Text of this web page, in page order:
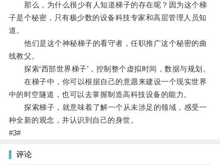
那么，为什么很少有人知道梯子的存在呢？因为这个梯
子是个秘密，只有极少数的设备科技专家和高层管理人员知
道。
他们是这个神秘梯子的看守者，任职推广这个秘密的曲
线教父。
探索‘西部世界梯子’，控制整个虚拟时间，数据与规划。
在梯子中，你可以根据自己的意愿来建设一个现实世界
中的时空隧道，也可以去掌握制造高科技设备的能力。
探索梯子，就意味着了解一个从未涉足的领域，感受一
种全新的观念，并认识到自己的身世。
#3#
评论